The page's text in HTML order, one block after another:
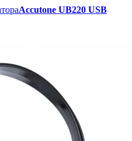
Accutone UB220 USB